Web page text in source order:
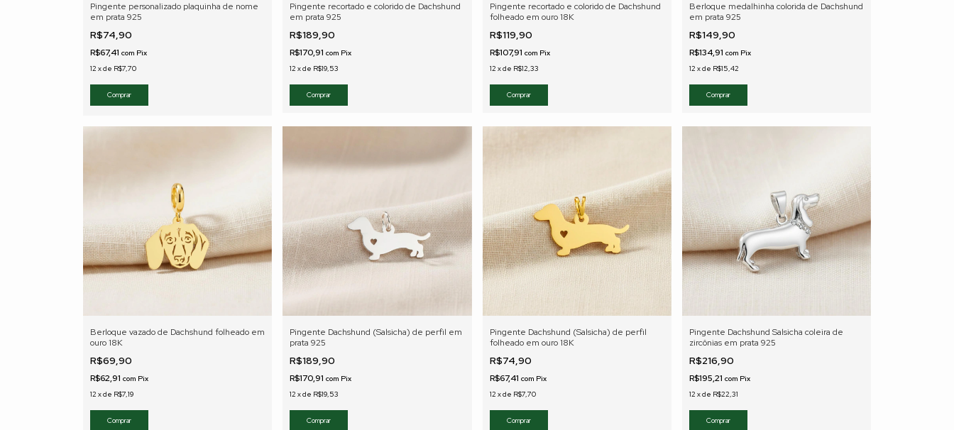
Pingente personalizado plaquinha de nome
em prata 925
R$74,90
R$67,41 com Pix
12 xde R$7,70
Pingente recortado e colorido de Dachshund
em prata 925
R$189,90
R$170,91com Pix
12 xde R$19,53
Comprar
Pingente recortado e colorido de Dachshund
folheado em ouro 18K
R$119,90
R$107,91 com Pix
12 xde R$12,33
Comprar
Berloque medalhinha colorida de Dachshund
em prata 925
R$149,90
R$134,91 com Pix
12 xde R$15,42
Comprar
Berloque vazado de Dachshund folheado em
ouro 18K
R$69,90
R$62,91 com Pix
12 xde R$7,19
Pingente Dachshund (Salsicha) de perfil em
prata 925
R$189,90
R$170,91com Pix
12 xde R$19,53
Pingente Dachshund (Salsicha) de perfil
folheado em ouro 18K
R$74,90
R$67,41 com Pix
12 xde R$7,70
Pingente Dachshund Salsicha coleira de
zircônias em prata 925
R$216,90
R$195,21 com Pix
12 xde R$22,31